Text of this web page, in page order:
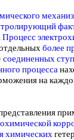
Процесс
более
соединенных
процесса
на
химических